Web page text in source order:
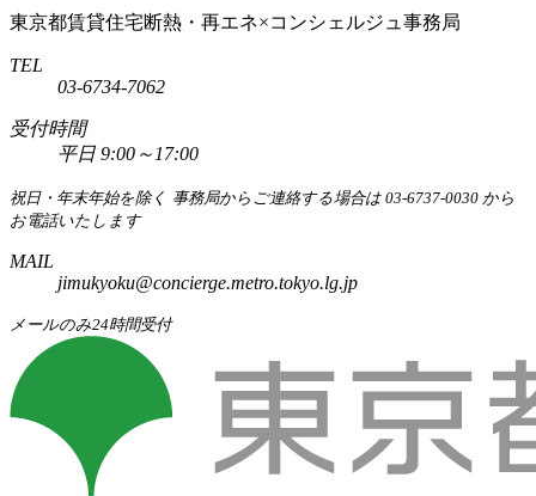
東京都賃貸住宅断熱・再エネ×コンシェルジュ事務局
TEL
03-6734-7062
受付時間
平日 9:00～17:00
祝日・年末年始を除く 事務局からご連絡する場合は 03-6737-0030 から
お電話いたします
MAIL
jimukyoku@concierge.metro.tokyo.lg.jp
メールのみ24時間受付